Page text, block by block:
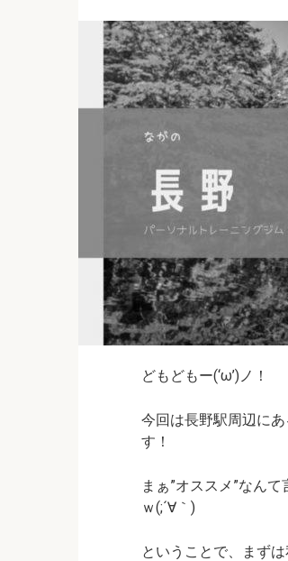
どもどもー(‘ω’)ノ！
今回は長野駅周辺に
す！
まぁ”オススメ”なん
ｗ(;´∀｀)
ということで、まず